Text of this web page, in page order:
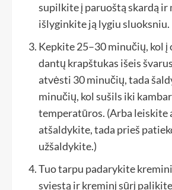
supilkite į paruoštą skardą ir
išlyginkite ją lygiu sluoksniu.
Kepkite 25–30 minučių, kol į
dantų krapštukas išeis
atvėsti 30 minučių, tada
minučių, kol sušils iki
temperatūros. (Arba leiskite
atšaldykite, tada prieš
užšaldykite.)
Tuo tarpu padarykite
sviestą ir kreminį sūrį